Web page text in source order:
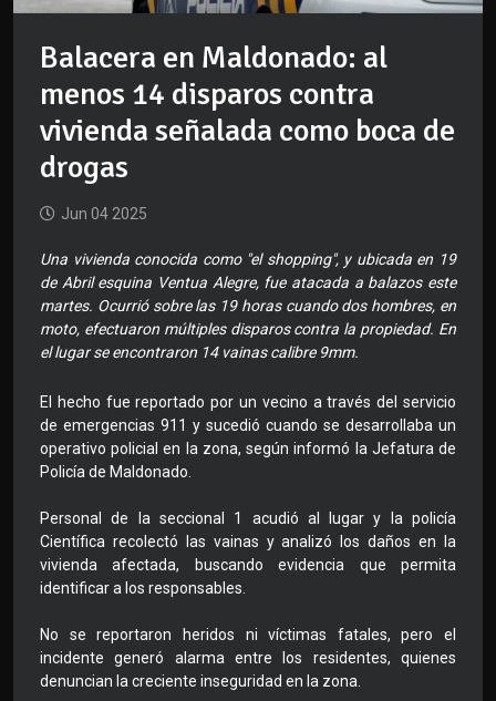
Balacera en Maldonado: al
menos 14 disparos contra
vivienda señalada como boca de
drogas
Jun 04 2025
Una vivienda conocida como "el shopping", y ubicada en 19
de Abril esquina Ventua Alegre, fue atacada a balazos este
martes. Ocurrió sobre las 19 horas cuando dos hombres, en
moto, efectuaron múltiples disparos contra la propiedad. En
el lugar se encontraron 14 vainas calibre 9mm.
El hecho fue reportado por un vecino a través del servicio
de emergencias 911 y sucedió cuando se desarrollaba un
operativo policial en la zona, según informó la Jefatura de
Policía de Maldonado.
Personal de la seccional 1 acudió al lugar y la policía
Científica recolectó las vainas y analizó los daños en la
vivienda afectada, buscando evidencia que permita
identificar a los responsables.
No se reportaron heridos ni víctimas fatales, pero el
incidente generó alarma entre los residentes, quienes
denuncian la creciente inseguridad en la zona.